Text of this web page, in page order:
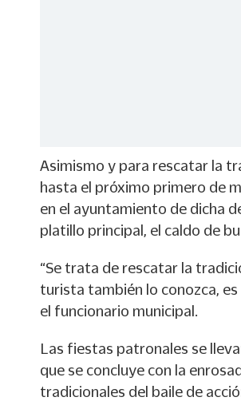
Asimismo y para rescatar la
hasta el próximo primero de
en el ayuntamiento de dicha
platillo principal, el caldo de
“Se trata de rescatar la
turista también lo conozca,
el funcionario municipal.
Las fiestas patronales se
que se concluye con la
tradicionales del baile de